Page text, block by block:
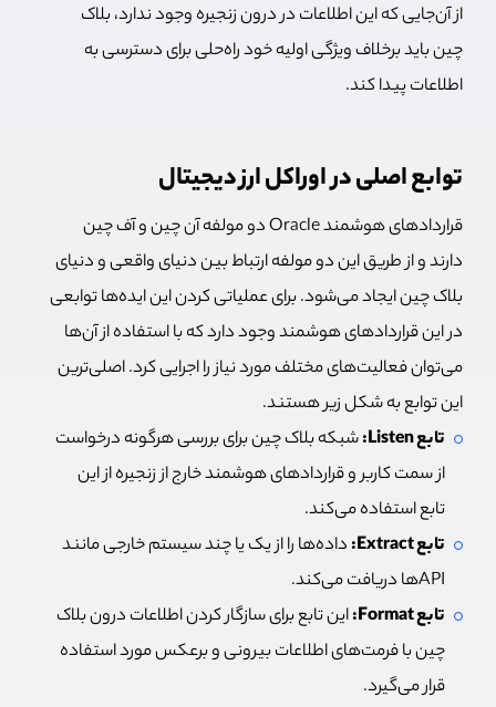
از آن‌جایی که این اطلاعات در درون زنجیره وجود ندارد، بلاک
چین باید برخلاف ویژگی اولیه خود راه‌حلی برای دسترسی به
اطلاعات پیدا کند.
توابع اصلی در اوراکل ارز دیجیتال
قراردادهای هوشمند Oracle دو مولفه آن چین و آف چین
دارند و از طریق این دو مولفه ارتباط بین دنیای واقعی و دنیای
بلاک چین ایجاد می‌شود. برای عملیاتی کردن این ایده‌ها توابعی
در این قراردادهای هوشمند وجود دارد که با استفاده از آن‌ها
می‌توان فعالیت‌های مختلف مورد نیاز را اجرایی کرد. اصلی‌ترین
این توابع به شکل زیر هستند.
تابع Listen:
شبکه بلاک چین برای بررسی هرگونه درخواست
از سمت کاربر و قراردادهای هوشمند خارج از زنجیره از این
تابع استفاده می‌کند.
تابع Extract:
داده‌ها را از یک یا چند سیستم خارجی مانند
APIها دریافت می‌کند.
تابع Format:
این تابع برای سازگار کردن اطلاعات درون بلاک
چین با فرمت‌های اطلاعات بیرونی و برعکس مورد استفاده
قرار می‌گیرد.